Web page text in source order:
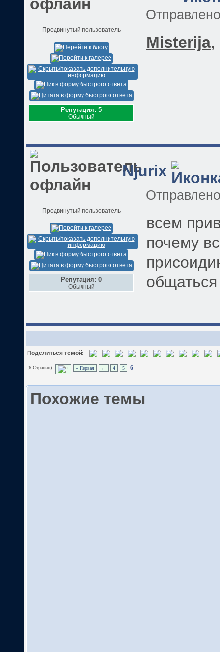
Продвинутый пользователь
Репутация: 5
Обычный
Misterija,
Njurix
Продвинутый пользователь
Репутация: 0
Обычный
всем
почему
общаться
Поделиться темой:
(6 Страниц) « Первая ← 4 5 6
Похожие темы